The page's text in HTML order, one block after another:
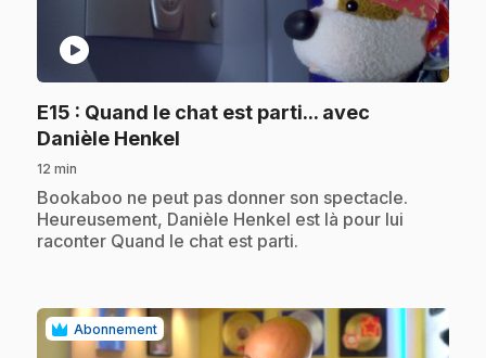
play_circle
E15 : Quand le chat est parti... avec
Danièle Henkel
12 min
.Bookaboo ne peut pas donner son spectacle.
Heureusement, Danièle Henkel est là pour lui
raconter Quand le chat est parti.
Abonnement